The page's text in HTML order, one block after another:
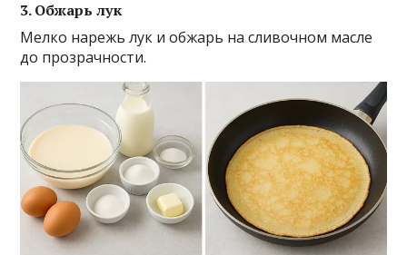
3. Обжарь лук
Мелко нарежь лук и обжарь на сливочном масле
до прозрачности.